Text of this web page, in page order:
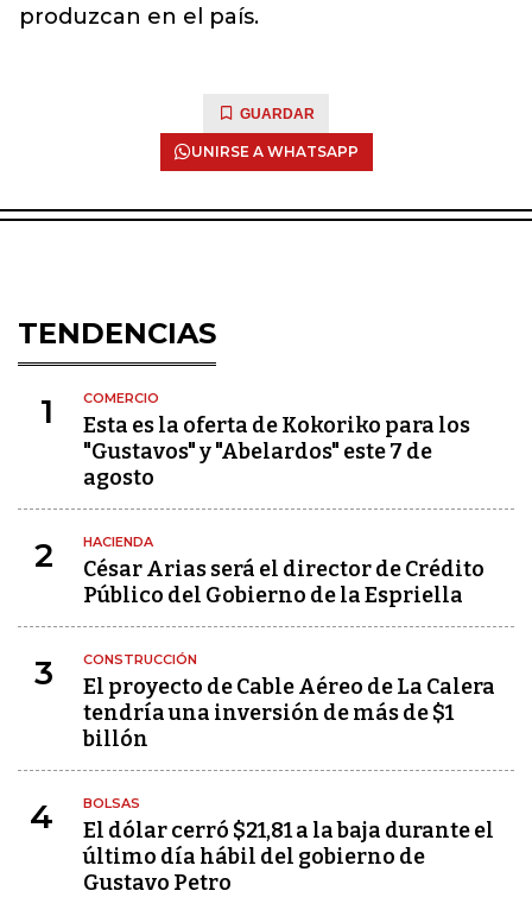
produzcan en el país.
GUARDAR
UNIRSE A WHATSAPP
TENDENCIAS
1 COMERCIO
Esta es la oferta de Kokoriko para los
"Gustavos" y "Abelardos" este 7 de
agosto
2 HACIENDA
César Arias será el director de Crédito
Público del Gobierno de la Espriella
3 CONSTRUCCIÓN
El proyecto de Cable Aéreo de La Calera
tendría una inversión de más de $1
billón
4 BOLSAS
El dólar cerró $21,81 a la baja durante el
último día hábil del gobierno de
Gustavo Petro